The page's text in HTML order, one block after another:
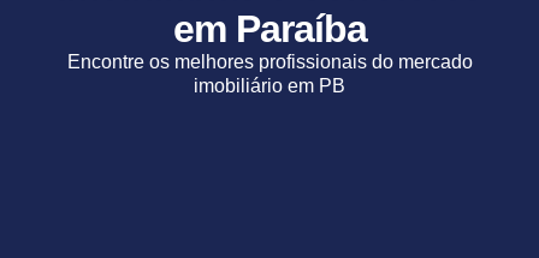
em Paraíba
Encontre os melhores profissionais do mercado
imobiliário em PB